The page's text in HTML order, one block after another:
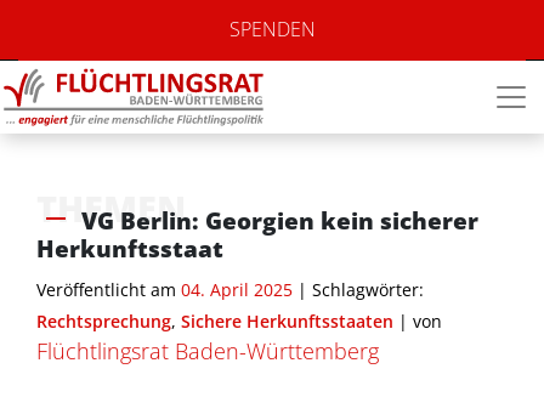
SPENDEN
THEMEN
VG Berlin: Georgien kein sicherer
Herkunftsstaat
Veröffentlicht am 04. April 2025 | Schlagwörter:
Rechtsprechung, Sichere Herkunftsstaaten | von
Flüchtlingsrat Baden-Württemberg